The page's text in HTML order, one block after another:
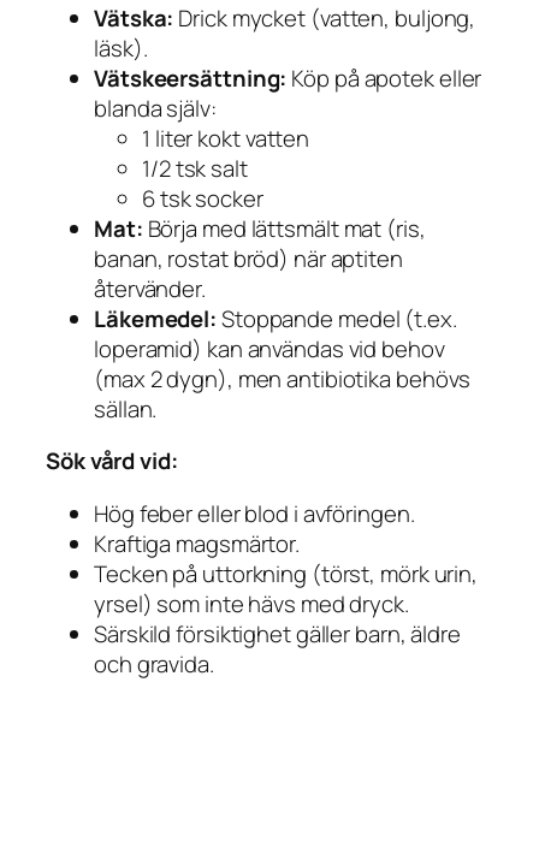
Vätska: Drick mycket (vatten, buljong,
läsk).
Vätskeersättning: Köp på apotek eller
blanda själv:
1 liter kokt vatten
1/2 tsk salt
6 tsk socker
Mat: Börja med lättsmält mat (ris,
banan, rostat bröd) när aptiten
återvänder.
Läkemedel:Stoppande medel (t.ex.
loperamid) kan användas vid behov
(max 2 dygn), men antibiotika behövs
sällan.
Sök vård vid:
Hög feber eller blod i avföringen.
Kraftiga magsmärtor.
Tecken på uttorkning (törst, mörk urin,
yrsel) som inte hävs med dryck.
Särskild försiktighet gäller barn, äldre
och gravida.